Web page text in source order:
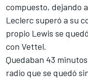
compuesto, dejando
Leclerc superó a su
propio Lewis se
con Vettel.
Quedaban 43
radio que se quedó